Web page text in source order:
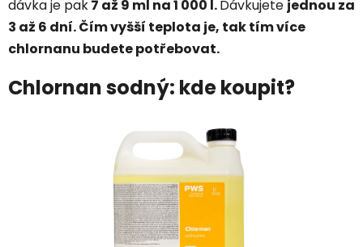
dávka je pak7 až 9 ml na 1 000 l.Dávkujete jednou za
3 až 6 dní. Čím vyšší teplota je, tak tím více
chlornanu budete potřebovat.
Chlornan sodný: kde koupit?